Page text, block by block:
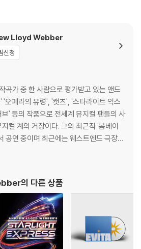
Lloyd Webber
신청
곡가 중 한 사람으로 평가받고 있는 앤드
'오페라의 유령', '캣츠', '스타라이트 익스
' 등의 작품으로 전세계 뮤지컬 팬들의 사
장이다. 그의 최근작 '봄베이
공연 중이며 최근에는 웨스트엔드 극장에
설을 바탕으로 한 신작 '더 우먼 인 화이
슈마허의 연출로 '오페라의 유령'을 영
리
의 다른 상품